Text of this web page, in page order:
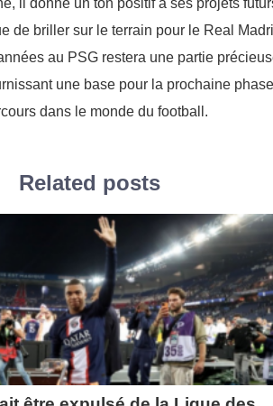
il donne un ton positif à ses projets
de briller sur le terrain pour le Real
au PSG restera une partie
une base pour la prochaine phase
dans le monde du football.
Related posts